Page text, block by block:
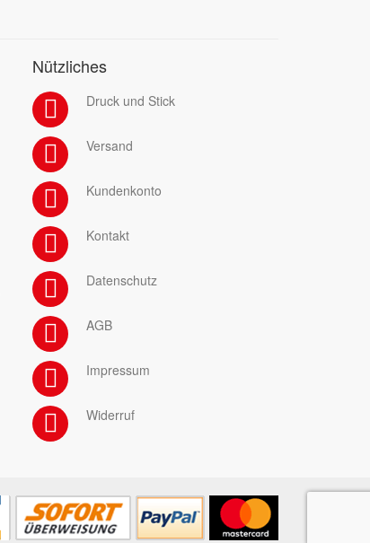
Nützliches
Druck und Stick
Versand
Kundenkonto
Kontakt
Datenschutz
AGB
Impressum
Widerruf